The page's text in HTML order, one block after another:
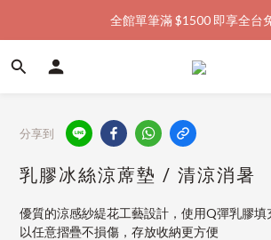
加入會員購物金  馬上領  馬
全館單筆滿 $1500 即享全台
加入會員購物金  馬上領  馬上
分享到
乳膠冰絲涼蓆墊 / 清涼消暑
優質的涼感紗緹花工藝設計，使用Q彈乳膠
以任意摺疊不損傷，存放收納更方便